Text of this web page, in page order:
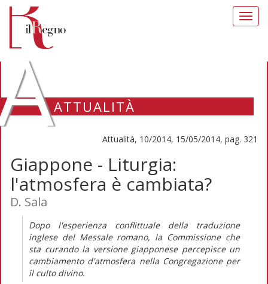
ATTUALITÀ
Attualità, 10/2014, 15/05/2014, pag. 321
Giappone - Liturgia:
l'atmosfera è cambiata?
D. Sala
Dopo l'esperienza conflittuale della traduzione
inglese del Messale romano, la Commissione che
sta curando la versione giapponese percepisce un
cambiamento d'atmosfera nella Congregazione per
il culto divino.